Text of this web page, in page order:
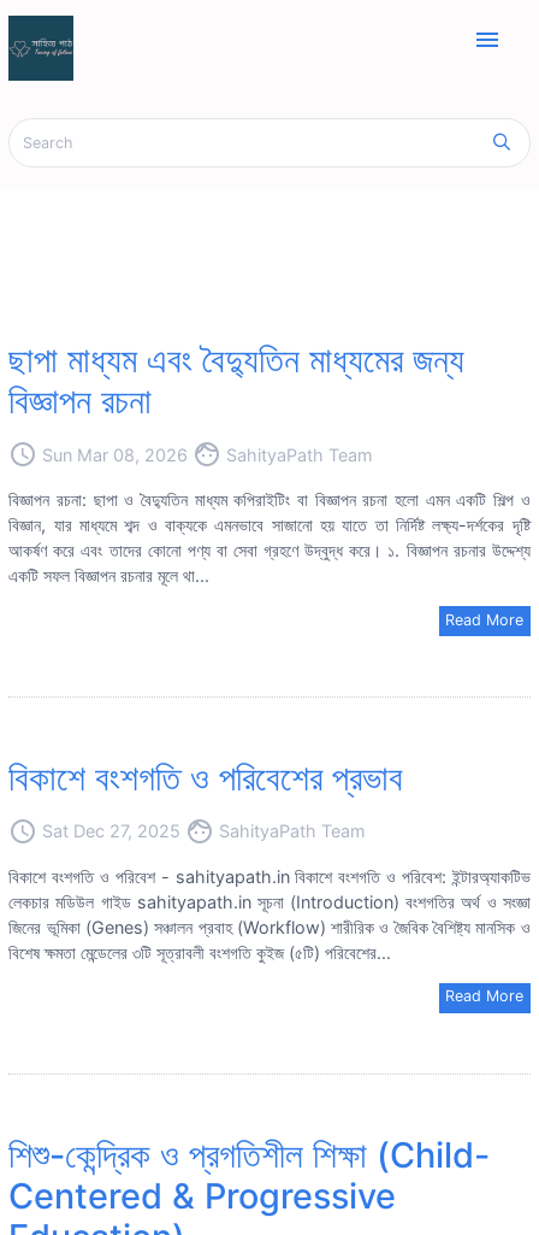
menu
ছাপা মাধ্যম এবং বৈদ্যুতিন মাধ্যমের জন্য
বিজ্ঞাপন রচনা
access_time Sun Mar 08, 2026 face SahityaPath Team
বিজ্ঞাপন রচনা: ছাপা ও বৈদ্যুতিন মাধ্যম কপিরাইটিং বা বিজ্ঞাপন রচনা হলো এমন একটি শিল্প ও
বিজ্ঞান, যার মাধ্যমে শব্দ ও বাক্যকে এমনভাবে সাজানো হয় যাতে তা নির্দিষ্ট লক্ষ্য-দর্শকের দৃষ্টি
আকর্ষণ করে এবং তাদের কোনো পণ্য বা সেবা গ্রহণে উদ্বুদ্ধ করে। ১. বিজ্ঞাপন রচনার উদ্দেশ্য
একটি সফল বিজ্ঞাপন রচনার মূলে থা...
Read More
বিকাশে বংশগতি ও পরিবেশের প্রভাব
access_time Sat Dec 27, 2025 face SahityaPath Team
বিকাশে বংশগতি ও পরিবেশ - sahityapath.in বিকাশে বংশগতি ও পরিবেশ: ইন্টারঅ্যাকটিভ
লেকচার মডিউল গাইড sahityapath.in সূচনা (Introduction) বংশগতির অর্থ ও সংজ্ঞা
জিনের ভূমিকা (Genes) সঞ্চালন প্রবাহ (Workflow) শারীরিক ও জৈবিক বৈশিষ্ট্য মানসিক ও
বিশেষ ক্ষমতা মেন্ডেলের ৩টি সূত্রাবলী বংশগতি কুইজ (৫টি) পরিবেশের...
Read More
শিশু-কেন্দ্রিক ও প্রগতিশীল শিক্ষা (Child-
Centered & Progressive